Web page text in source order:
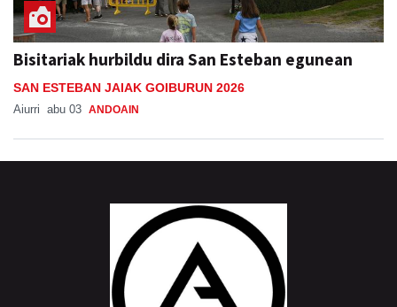
Bisitariak hurbildu dira San Esteban egunean
SAN ESTEBAN JAIAK GOIBURUN 2026
Aiurri abu 03 ANDOAIN